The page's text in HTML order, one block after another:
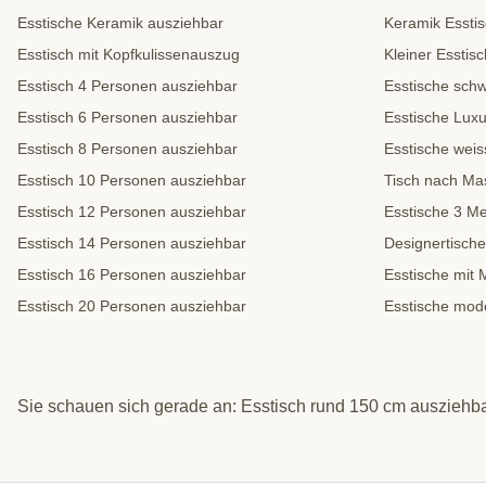
Esstische Keramik ausziehbar
Esstisch mit Kopfkulissenauszug
Esstisch 4 Personen ausziehbar
Esstisch 6 Personen ausziehbar
Esstisch 8 Personen ausziehbar
Esstisch 10 Personen ausziehbar
Esstisch 12 Personen ausziehbar
Esstisch 14 Personen ausziehbar
Esstisch 16 Personen ausziehbar
Esstisch 20 Personen ausziehbar
Keramik
Kleiner
Esstische
Esstische
Esstische
Tisch nach
Esstische 3
Designertische
Esstische mit
Esstische
Sie schauen sich gerade an: Esstisch rund 150 cm